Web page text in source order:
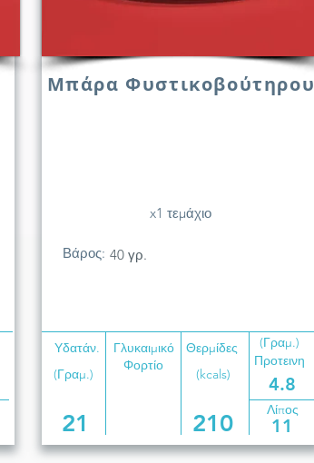
Μπάρα Φυστικοβούτηρου
x1 τεμάχιο
Βάρος: 40 γρ.
Υδατάν.
Γλυκαιμικό
Φορτίο
(Γραμ.)
Θερμίδες
(kcals)
Προτεινη
4.8
(Γραμ.)
21 210 Λίπος
11